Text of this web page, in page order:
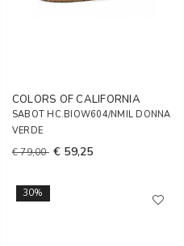
COLORS OF CALIFORNIA
SABOT HC.BIOW604/NMIL DONNA
VERDE
€ 79,00 € 59,25
30%